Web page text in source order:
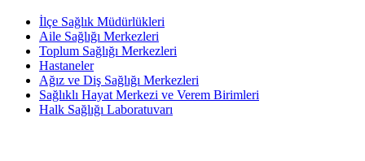
İlçe Sağlık Müdürlükleri
Aile Sağlığı Merkezleri
Toplum Sağlığı Merkezleri
Hastaneler
Ağız ve Diş Sağlığı Merkezleri
Sağlıklı Hayat Merkezi ve Verem Birimleri
Halk Sağlığı Laboratuvarı